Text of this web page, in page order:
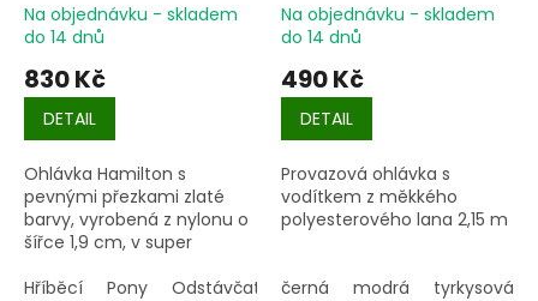
Na objednávku - skladem
do 14 dnů
830 Kč
DETAIL
Ohlávka Hamilton s
pevnými přezkami zlaté
barvy, vyrobená z nylonu o
šířce 1,9 cm, v super
Hříběcí
Pony Odstávčata
Na objednávku - skladem
do 14 dnů
490 Kč
DETAIL
Provazová ohlávka s
vodítkem z měkkého
polyesterového lana 2,15 m
černá modrá tyrkysová